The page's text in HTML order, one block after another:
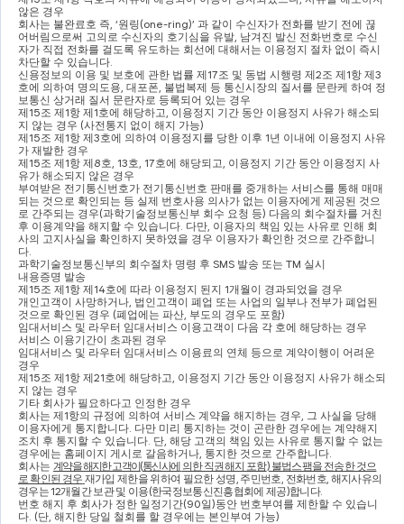
않은 경우
회사는 불완료호 즉 , ‘원링(one-ring)’ 과 같이 수신자가 전화를 받기 전에 끊
어버림으로써 고의로 수신자의 호기심을 유발 남겨진 발신 전화번호로 수신
자가 직접 전화를 걸도록 유도하는 회선에 대해서는 이용정지 절차 없이 즉시
차단할 수 있습니다
신용정보의 이용 및 보호에 관한 법률 제17조 및 동법 시행령 제2조 제1항 제3
호에 의하여 명의도용 대포폰 불법복제 등 통신시장의 질서를 문란케 하여 정
보통신 상거래 질서 문란자로 등록되어 있는 경우
제15조 제1항 제1호에 해당하고
이용정지 기간 동안 이용정지 사유가 해소되
지 않는 경우 (사전통지 없이 해지 가능)
제15조 제1항 제3호에 의하여 이용정지를 당한 이후 1년 이내에 이용정지 사유
가 재발한 경우
제15조 제1항 제8호 , 13호 , 17호에 해당되고
이용정지 기간 동안 이용정지 사
유가 해소되지 않은 경우
부여받은 전기통신번호가 전기통신번호 판매를 중개하는 서비스를 통해 매매
되는 것으로 확인되는 등 실제 번호사용 의사가 없는 이용자에게 제공된 것으
로 간주되는 경우(과학기술정보통신부 회수 요청 등) 다음의 회수절차를 거친
후 이용계약을 해지할 수 있습니다 다만 이용자의 책임 있는 사유로 인해 회
사의 고지사실을 확인하지 못하였을 경우 이용자가 확인한 것으로 간주합니
다
과학기술정보통신부의 회수절차 명령 후 SMS 발송 또는 TM 실시
내용증명 발송
제15조 제1항 제14호에 따라 이용정지 된지 1개월이 경과되었을 경우
개인고객이 사망하거나 법인고객이 폐업 또는 사업의 일부나 전부가 폐업된
것으로 확인된 경우 (폐업에는 파산 부도의 경우도 포함)
임대서비스 및 라우터 임대서비스 이용고객이 다음 각 호에 해당하는 경우
서비스 이용기간이 초과된 경우
임대서비스 및 라우터 임대서비스 이용료의 연체 등으로 계약이행이 어려운
경우
제15조 제1항 제21호에 해당하고
이용정지 기간 동안 이용정지 사유가 해소되
지 않는 경우
기타 회사가 필요하다고 인정한 경우
회사는 제1항의 규정에 의하여 서비스 계약을 해지하는 경우
그 사실을 당해
이용자에게 통지합니다 다만 미리 통지하는 것이 곤란한 경우에는 계약해지
조치 후 통지할 수 있습니다 단 해당 고객의 책임 있는 사유로 통지할 수 없는
경우에는 홈페이지 게시로 갈음하거나 통지한 것으로 간주합니다
회사는 계약을 해지한 고객이(통신사에 의한 직권해지 포함) 불법스팸을 전송한 것으
로 확인된 경우 재가입 제한을 위하여 필요한 성명 주민번호 전화번호, 해지사유의
경우는 12개월간 보관 및 이용(한국정보통신진흥협회에 제공)합니다.
번호 해지 후 회사가 정한 일정기간(90일)동안 번호부여를 제한할 수 있습니
다 . (단 해지한 당일 철회를 할 경우에는 본인부여 가능)